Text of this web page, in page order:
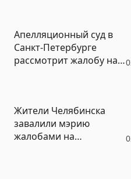
Апелляционный суд в
Санкт-Петербурге
рассмотрит жалобу на
Жители Челябинска
завалили мэрию
жалобами на